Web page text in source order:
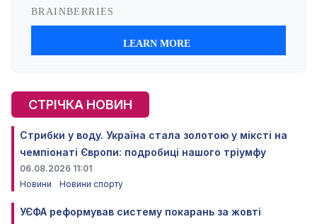
СТРІЧКА НОВИН
Стрибки у воду. Україна стала золотою у міксті на
чемпіонаті Європи: подробиці нашого тріумфу
06.08.2026 11:01
Новини
Новини спорту
УЄФА реформував систему покарань за жовті